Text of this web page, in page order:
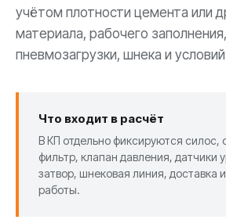
учётом плотности цемента или
материала, рабочего
пневмозагрузки, шнека и
Что входит в расчёт
В КП отдельно фиксируются силос,
фильтр, клапан давления, датчики
затвор, шнековая линия, доставка
работы.